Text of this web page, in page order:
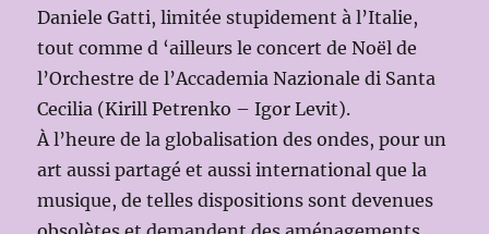
Daniele Gatti, limitée stupidement à l’Italie,
tout comme d ‘ailleurs le concert de Noël de
l’Orchestre de l’Accademia Nazionale di Santa
Cecilia (Kirill Petrenko – Igor Levit).
À l’heure de la globalisation des ondes, pour un
art aussi partagé et aussi international que la
musique, de telles dispositions sont devenues